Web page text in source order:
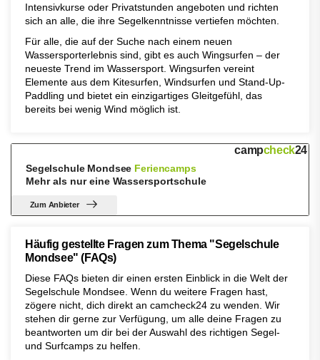
Intensivkurse oder Privatstunden angeboten und richten
sich an alle, die ihre Segelkenntnisse vertiefen möchten.
Für alle, die auf der Suche nach einem neuen
Wassersporterlebnis sind, gibt es auch Wingsurfen – der
neueste Trend im Wassersport. Wingsurfen vereint
Elemente aus dem Kitesurfen, Windsurfen und Stand-Up-
Paddling und bietet ein einzigartiges Gleitgefühl, das
bereits bei wenig Wind möglich ist.
campcheck24
Segelschule Mondsee Feriencamps
Mehr als nur eine Wassersportschule
Zum Anbieter
Häufig gestellte Fragen zum Thema "Segelschule
Mondsee" (FAQs)
Diese FAQs bieten dir einen ersten Einblick in die Welt der
Segelschule Mondsee. Wenn du weitere Fragen hast,
zögere nicht, dich direkt an camcheck24 zu wenden. Wir
stehen dir gerne zur Verfügung, um alle deine Fragen zu
beantworten um dir bei der Auswahl des richtigen Segel-
und Surfcamps zu helfen.